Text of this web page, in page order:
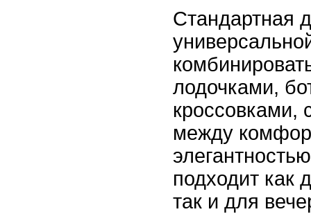
Стандартная
лодочками,
кроссовками,
между
подходит как
так и для